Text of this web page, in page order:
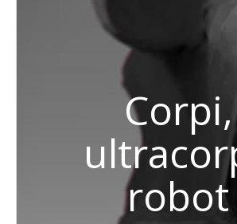
Corpi,
robot